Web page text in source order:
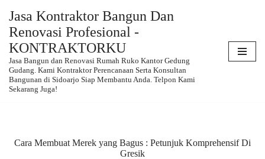
Skip
content
Jasa Kontraktor Bangun Dan
Renovasi Profesional -
KONTRAKTORKU
Jasa Bangun dan Renovasi Rumah Ruko Kantor Gedung
Gudang. Kami Kontraktor Perencanaan Serta Konsultan
Bangunan di Sidoarjo Siap Membantu Anda. Telpon Kami
Sekarang Juga!
Cara Membuat Merek yang Bagus : Petunjuk Komprehensif Di
Gresik